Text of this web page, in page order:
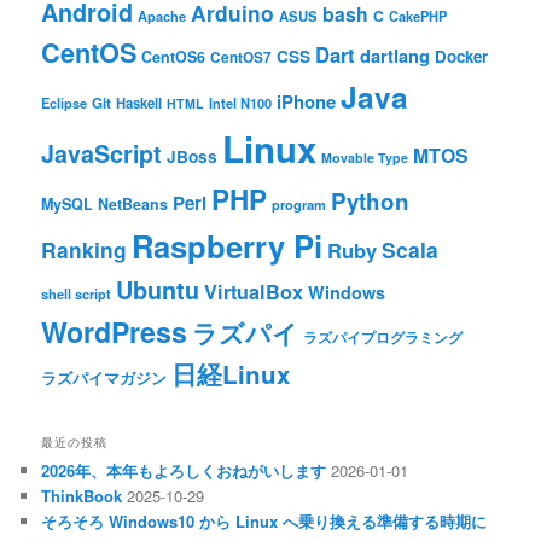
Android Apache Arduino ASUS bash C CakePHP
CentOS CentOS6 CentOS7 CSS Dart dartlang Docker
Eclipse Git Haskell HTML Intel N100 iPhoneJava
JavaScript JBoss Linux Movable Type MTOS
MySQL NetBeans Perl PHP program Python
Ranking Raspberry Pi RubyScala
shell script Ubuntu VirtualBox Windows
WordPress ラズパイ ラズパイプログラミング
ラズパイマガジン 日経Linux
最近の投稿
2026年、本年もよろしくおねがいします 2026-01-01
ThinkBook 2025-10-29
そろそろ Windows10 から Linux へ乗り換える準備する時期に